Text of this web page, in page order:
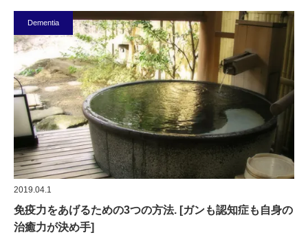
Dementia
2019.04.1
免疫力をあげるための3つの方法. [ガンも認知症も自身の
治癒力が決め手]